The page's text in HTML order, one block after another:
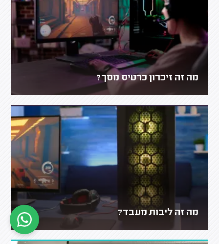
מה זה זיכרון כרטיס מסך?
מה זה ליבות מעבד?